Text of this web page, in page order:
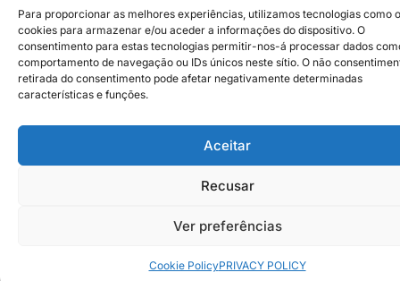
Para proporcionar as melhores experiências, utilizamos tecnologias como
cookies para armazenar e/ou aceder a informações do dispositivo. O
consentimento para estas tecnologias permitir-nos-á processar dados
comportamento de navegação ou IDs únicos neste sítio. O não
retirada do consentimento pode afetar negativamente determinadas
características e funções.
Aceitar
Recusar
Ver preferências
Cookie PolicyPRIVACY POLICY
Institutional Partners
Sustainability Policy
Disclaimer
Privacy Policy
Cookie Policy
2026 © Caldas da Rainha
Creative City